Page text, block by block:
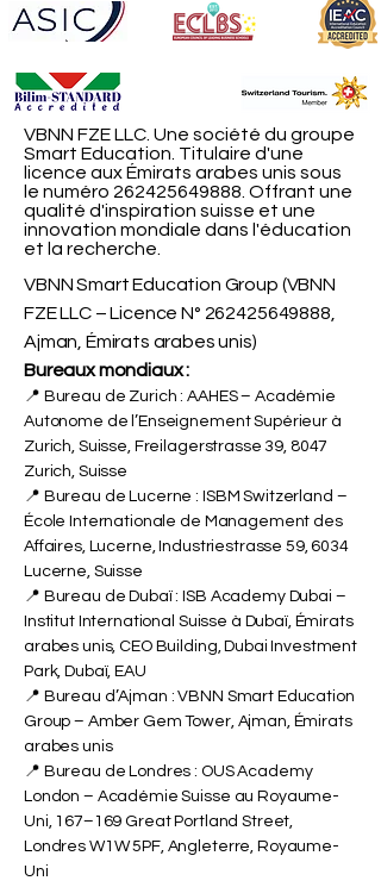
VBNN FZE LLC. Une société du groupe
Smart Education. Titulaire d'une
licence aux Émirats arabes unis sous
le numéro 262425649888. Offrant une
qualité d'inspiration suisse et une
innovation mondiale dans l'éducation
et la recherche.
VBNN Smart Education Group (VBNN
FZE LLC – Licence N° 262425649888,
Ajman, Émirats arabes unis)
Bureaux mondiaux :
📍 Bureau de Zurich : AAHES – Académie
Autonome de l’Enseignement Supérieur à
Zurich, Suisse, Freilagerstrasse 39, 8047
Zurich, Suisse
📍 Bureau de Lucerne : ISBM Switzerland –
École Internationale de Management des
Affaires, Lucerne, Industriestrasse 59, 6034
Lucerne, Suisse
📍 Bureau de Dubaï : ISB Academy Dubai –
Institut International Suisse à Dubaï, Émirats
arabes unis, CEO Building, Dubai Investment
Park, Dubaï, EAU
📍 Bureau d’Ajman : VBNN Smart Education
Group – Amber Gem Tower, Ajman, Émirats
arabes unis
📍 Bureau de Londres : OUS Academy
London – Académie Suisse au Royaume-
Uni, 167–169 Great Portland Street,
Londres W1W 5PF, Angleterre, Royaume-
Uni